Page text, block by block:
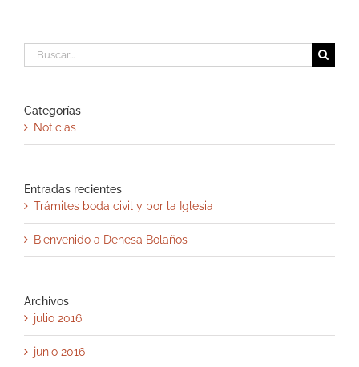
Buscar:
Categorías
Noticias
Entradas recientes
Trámites boda civil y por la Iglesia
Bienvenido a Dehesa Bolaños
Archivos
julio 2016
junio 2016